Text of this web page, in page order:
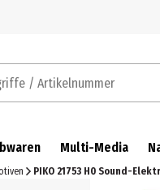
/ Artikelnummer
Multi-Media
PIKO 21753 H0 Sound-